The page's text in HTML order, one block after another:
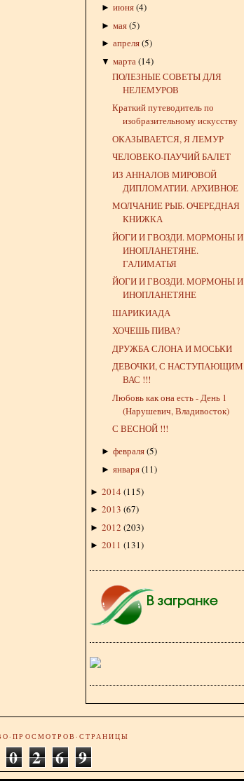
► июня(4)
► мая(5)
► апреля(5)
▼ марта (14)
ПОЛЕЗНЫЕ СОВЕТЫ ДЛЯ
НЕЛЕМУРОВ
Краткий путеводитель по
изобразительному искусству
ОКАЗЫВАЕТСЯ, Я ЛЕМУР
ЧЕЛОВЕКО-ПАУЧИЙ БАЛЕТ
ИЗ АННАЛОВ МИРОВОЙ
ДИПЛОМАТИИ. АРХИВНОЕ
МОЛЧАНИЕ РЫБ. ОЧЕРЕДНАЯ
КНИЖКА
ЙОГИ И ГВОЗДИ. МОРМОНЫ И
ИНОПЛАНЕТЯНЕ.
ГАЛИМАТЬЯ
ЙОГИ И ГВОЗДИ. МОРМОНЫ И
ИНОПЛАНЕТЯНЕ
ШАРИКИАДА
ХОЧЕШЬ ПИВА?
ДРУЖБА СЛОНА И МОСЬКИ
ДЕВОЧКИ, С НАСТУПАЮЩИМ
ВАС !!!
Любовь как она есть - День 1
(Нарушевич, Владивосток)
С ВЕСНОЙ !!!
► февраля(5)
► января(11)
► 2014 (115)
► 2013 (67)
► 2012 (203)
► 2011 (131)
0 2 6 9